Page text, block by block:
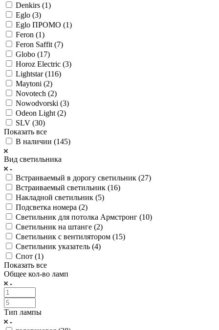
Denkirs (1)
Eglo (3)
Eglo ПРОМО (1)
Feron (1)
Feron Saffit (7)
Globo (17)
Horoz Electric (3)
Lightstar (116)
Maytoni (2)
Novotech (2)
Nowodvorski (3)
Odeon Light (2)
SLV (30)
Показать все
В наличии (145)
Вид светильника
Встраиваемый в дорогу светильник (27)
Встраиваемый светильник (16)
Накладной светильник (5)
Подсветка номера (2)
Светильник для потолка Армстронг (10)
Светильник на штанге (2)
Светильник с вентилятором (15)
Светильник указатель (4)
Спот (1)
Показать все
Общее кол-во ламп
Тип лампы